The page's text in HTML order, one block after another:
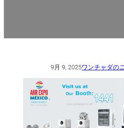
9月 9, 2025ワンチャダの